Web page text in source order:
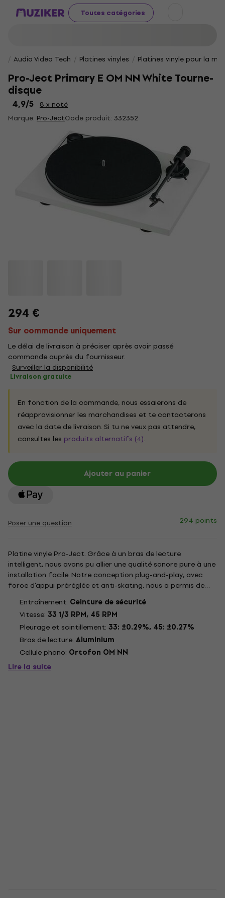
Toutes catégories
Audio Video Tech Platines vinyles Platines vinyle pour la
Pro-Ject Primary E OM NN White Tourne-
disque
4,9/5
8 x noté
Marque: Pro-JectCode produit: 332352
294 €
Sur commande uniquement
Le délai de livraison à préciser après avoir passé
commande auprès du fournisseur.
Surveiller la disponibilité
Livraison gratuite
En fonction de la commande, nous essaierons de
réapprovisionner les marchandises et te contacterons
avec la date de livraison. Si tu ne veux pas attendre,
consultes les produits alternatifs (4).
Ajouter au panier
Poser une question 294 points
Platine vinyle Pro-Ject. Grâce à un bras de lecture
intelligent, nous avons pu allier une qualité sonore pure à une
installation facile. Notre conception plug-and-play, avec
force d'appui préréglée et anti-skating, nous a permis de
réaliser des économies et offre une manipulation
extrêmement efficace à nos clients. Le tout sans
compromis sur le...
Entraînement: Ceinture de sécurité
Vitesse: 33 1/3 RPM, 45 RPM
Pleurage et scintillement: 33: ±0.29%, 45: ±0.27%
Bras de lecture: Aluminium
Cellule phono: Ortofon OM NN
Lire la suite